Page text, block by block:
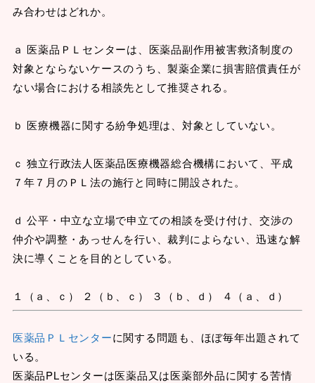
み合わせはどれか。
ａ 医薬品ＰＬセンターは、医薬品副作用被害救済制度の
対象とならないケースのうち、製薬企業に損害賠償責任が
ない場合における相談先として推奨される。
ｂ 医療機器に関する紛争処理は、対象としていない。
ｃ 独立行政法人医薬品医療機器総合機構において、平成
７年７月のＰＬ法の施行と同時に開設された。
ｄ 公平・中立な立場で申立ての相談を受け付け、交渉の
仲介や調整・あっせんを行い、裁判によらない、迅速な解
決に導くことを目的としている。
１（ａ、ｃ） ２（ｂ、ｃ） ３（ｂ、ｄ） ４（ａ、ｄ）
医薬品ＰＬセンターに関する問題も、ほぼ毎年出題されて
いる。
医薬品PLセンターは医薬品又は医薬部外品に関する苦情